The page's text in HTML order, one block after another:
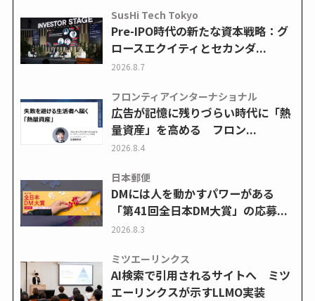
SusHi Tech Tokyo
Pre-IPO時代の新たな資本戦略：グ
ロースエクイティとセカンダ...
2026.8.7
フロンティアインターナショナル
広告が記憶に残りづらい時代に「熱
量資産」を高める フロン...
2026.8.4
日本郵便
DMには人を動かすパワーがある
「第41回全日本DM大賞」の応募...
2026.8.3
ミツエーリンクス
AI検索で引用されるサイトへ ミツ
エーリンクスが示すLLMO実装